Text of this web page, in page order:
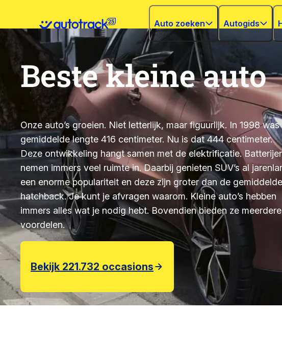
Auto zoeken Autogids
Beste kleine auto
Onze auto’s groeien. Niet letterlijk, maar figuurlijk. In 1998 was
gemiddelde lengte 416 centimeter. Nu is dat 444 centimeter.
Deze ontwikkeling hangt samen met de elektrificatie.
nemen immers veel ruimte in. Daarbij genieten SUV’s al
een enorme populariteit en deze zijn groter dan de gemiddelde
hatchback. Je kunt je afvragen waarom. Kleine auto’s hebben
immers alles wat je nodig hebt. Bovendien bieden ze meerdere
voordelen.
Bekijk 221.732 occasions